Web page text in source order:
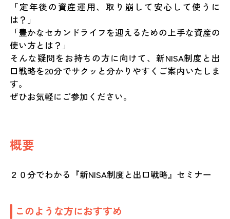
「定年後の資産運用、取り崩して安心して使うに
は？」
「豊かなセカンドライフを迎えるための上手な資産の
使い方とは？」
そんな疑問をお持ちの方に向けて、新NISA制度と出
口戦略を20分でサクッと分かりやすくご案内いたしま
す。
ぜひお気軽にご参加ください。
概要
２０分でわかる『新NISA制度と出口戦略』セミナー
このような方におすすめ